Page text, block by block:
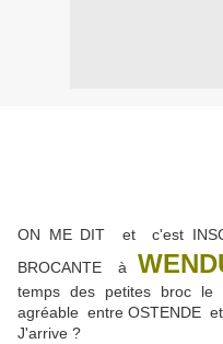
ON ME DIT et c'est
BROCANTE à
temps des petites broc
agréable entre OSTENDE
J'arrive ?